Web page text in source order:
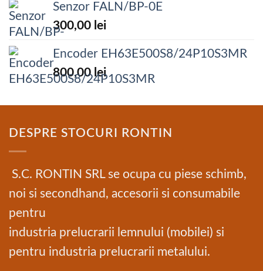
Senzor FALN/BP-0E
300,00 lei
Encoder EH63E500S8/24P10S3MR
800,00 lei
DESPRE STOCURI RONTIN
S.C. RONTIN SRL se ocupa cu piese schimb,
noi si secondhand, accesorii si consumabile
pentru
industria prelucrarii lemnului (mobilei) si
pentru industria prelucrarii metalului.